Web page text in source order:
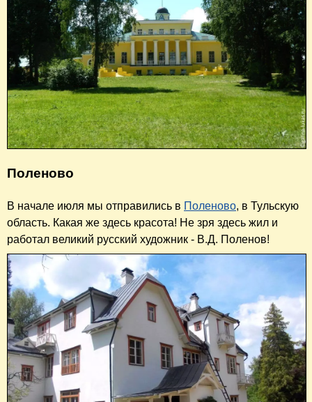
Поленово
В начале июля мы отправились в Поленово, в Тульскую
область. Какая же здесь красота! Не зря здесь жил и
работал великий русский художник - В.Д. Поленов!